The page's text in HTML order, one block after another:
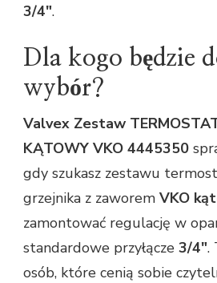
3/4″.
Dla kogo będzie
wybór?
Valvex Zestaw
KĄTOWY VKO 4445350
gdy szukasz zestawu
grzejnika z zaworem VKO
zamontować regulację w
standardowe przyłącze 3/4″.
osób, które cenią sobie